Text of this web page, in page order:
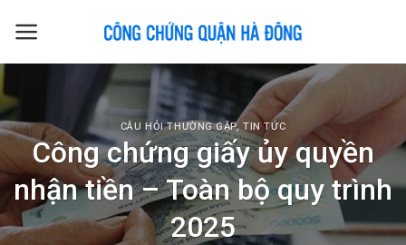
CÂU HỎI THƯỜNG GẶP,TIN TỨC
Công chứng giấy ủy quyền
nhận tiền – Toàn bộ quy trình
2025